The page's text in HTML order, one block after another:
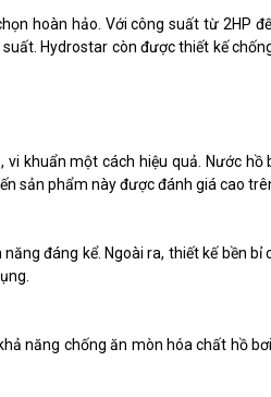
hoàn hảo. Với công suất từ 2HP
Hydrostar còn được thiết kế
khuẩn một cách hiệu quả. Nước hồ
sản phẩm này được đánh giá cao
đáng kể. Ngoài ra, thiết kế bền bỉ
năng chống ăn mòn hóa chất hồ